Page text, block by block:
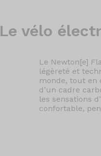
Le vélo
Le Newton[e]
légèreté et
monde, tout en
d’un cadre
les sensations
confortable,